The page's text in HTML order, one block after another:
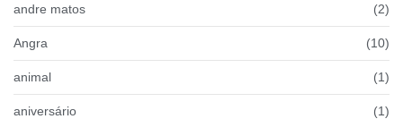
andre matos (2)
Angra (10)
animal (1)
aniversário (1)